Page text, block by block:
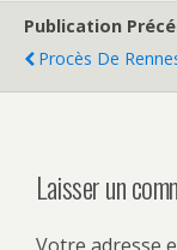
Publication
Procès De
Laisser un
Votre adresse